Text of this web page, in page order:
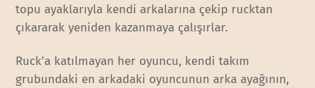
topu ayaklarıyla kendi arkalarına çekip rucktan
çıkararak yeniden kazanmaya çalışırlar.
Ruck’a katılmayan her oyuncu, kendi takım
grubundaki en arkadaki oyuncunun arka ayağının,